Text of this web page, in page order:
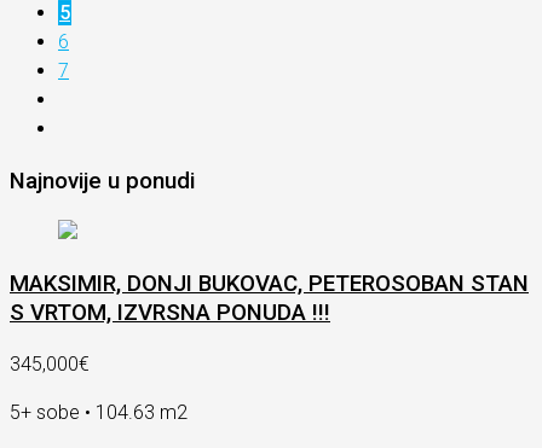
5
6
7
Najnovije u ponudi
MAKSIMIR, DONJI BUKOVAC, PETEROSOBAN STAN
S VRTOM, IZVRSNA PONUDA !!!
345,000€
5+ sobe • 104.63 m2